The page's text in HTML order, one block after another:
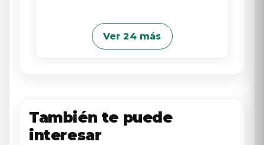
Ver 24 más
También te puede
interesar